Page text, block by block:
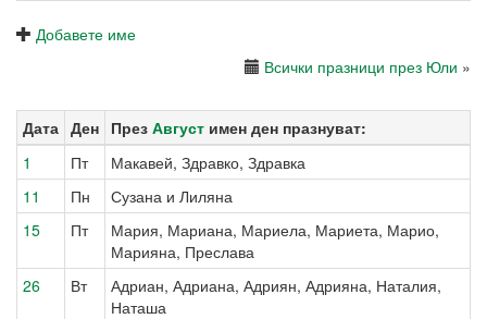
Добавете име
Всички празници през Юли »
Дата Ден През Август имен ден празнуват:
1
Пт
Макавей, Здравко, Здравка
11
Пн
Сузана и Лиляна
15
Пт
Мария, Мариана, Мариела, Мариета, Марио,
Марияна, Преслава
26
Вт
Адриан, Адриана, Адриян, Адрияна, Наталия,
Наташа